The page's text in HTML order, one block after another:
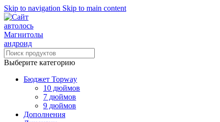
Skip to navigation Skip to main content
Выберите категорию
Бюджет Topway
10 дюймов
7 дюймов
9 дюймов
Дополнения